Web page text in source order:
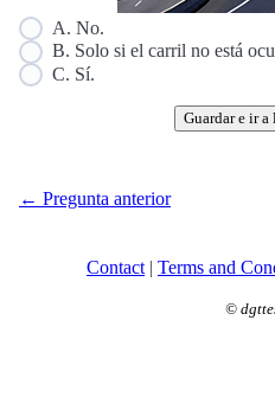
A. No.
B. Solo si el carril no está
C. Sí.
Guardar e ir
← Pregunta anterior
Contact | Terms and
©